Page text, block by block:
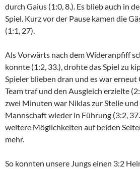
durch Gaius (1:0, 8.). Es blieb auch in
Spiel. Kurz vor der Pause kamen die
(1:1, 27).
Als Vorwärts nach dem Wideranpfiff
konnte (1:2, 33.), drohte das Spiel zu
Spieler blieben dran und es war erneut
Team traf und den Ausgleich erzielte
zwei Minuten war Niklas zur Stelle
Mannschaft wieder in Führung (3:2,
weitere Möglichkeiten auf beiden
mehr.
So konnten unsere Jungs einen 3:2